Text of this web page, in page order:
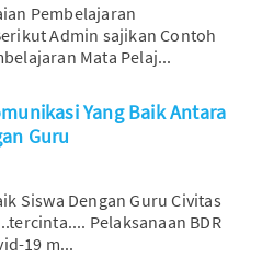
Pembelajaran
Admin sajikan Contoh
Mata Pelaj...
Yang Baik Antara
Guru
Siswa Dengan Guru Civitas
Pelaksanaan BDR
19 m...